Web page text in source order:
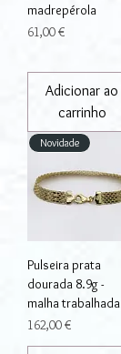
madrepérola
Preço
61,00 €
Adicionar ao
carrinho
Novidade
Pulseira prata
dourada 8.9g -
malha trabalhada
Preço
162,00 €